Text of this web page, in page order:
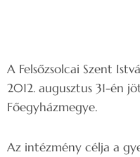
A Felsőzsolcai Szent
2012. augusztus 31-én
Főegyházmegye.
Az intézmény célja a